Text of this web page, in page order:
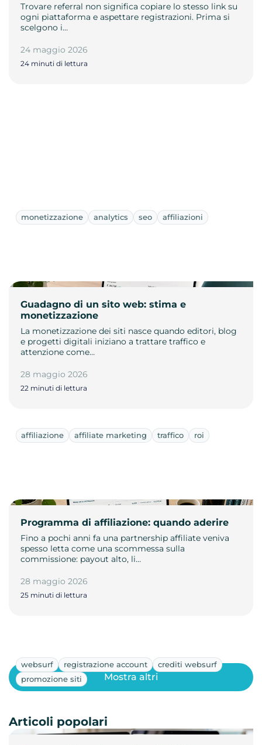
Trovare referral non significa copiare lo stesso link su
ogni piattaforma e aspettare registrazioni. Prima si
scelgono i…
24 maggio 2026
24 minuti di lettura
monetizzazione analytics seo affiliazioni
Guadagno di un sito web: stima e
monetizzazione
La monetizzazione dei siti nasce quando editori, blog
e progetti digitali iniziano a trattare traffico e
attenzione come…
28 maggio 2026
22 minuti di lettura
affiliazione affiliate marketing traffico roi
Programma di affiliazione: quando aderire
Fino a pochi anni fa una partnership affiliate veniva
spesso letta come una scommessa sulla
commissione: payout alto, li…
28 maggio 2026
25 minuti di lettura
websurf registrazione account
crediti websurf
promozione siti
Mostra altri
Articoli popolari